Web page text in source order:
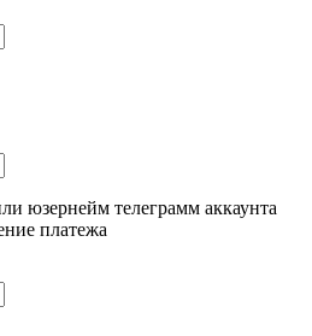
юзернейм телеграмм аккаунта
платежа